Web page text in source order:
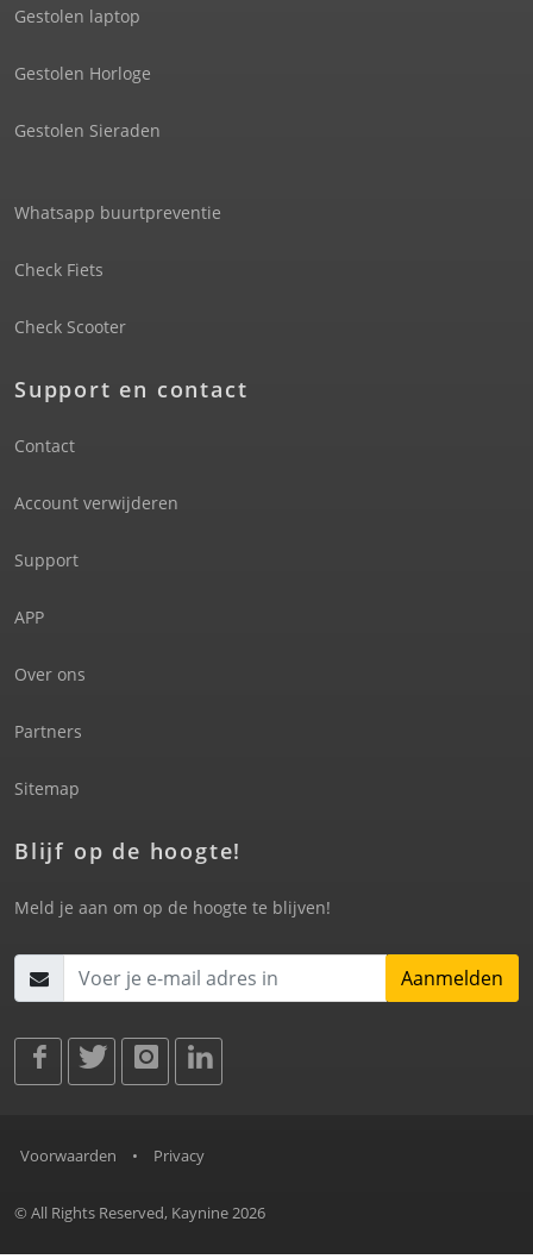
Gestolen laptop
Gestolen Horloge
Gestolen Sieraden
Whatsapp buurtpreventie
Check Fiets
Check Scooter
Support en contact
Contact
Account verwijderen
Support
APP
Over ons
Partners
Sitemap
Blijf op de hoogte!
Meld je aan om op de hoogte te blijven!
Aanmelden
Voorwaarden • Privacy
© All Rights Reserved, Kaynine 2026